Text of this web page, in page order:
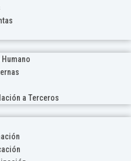
a Terceros